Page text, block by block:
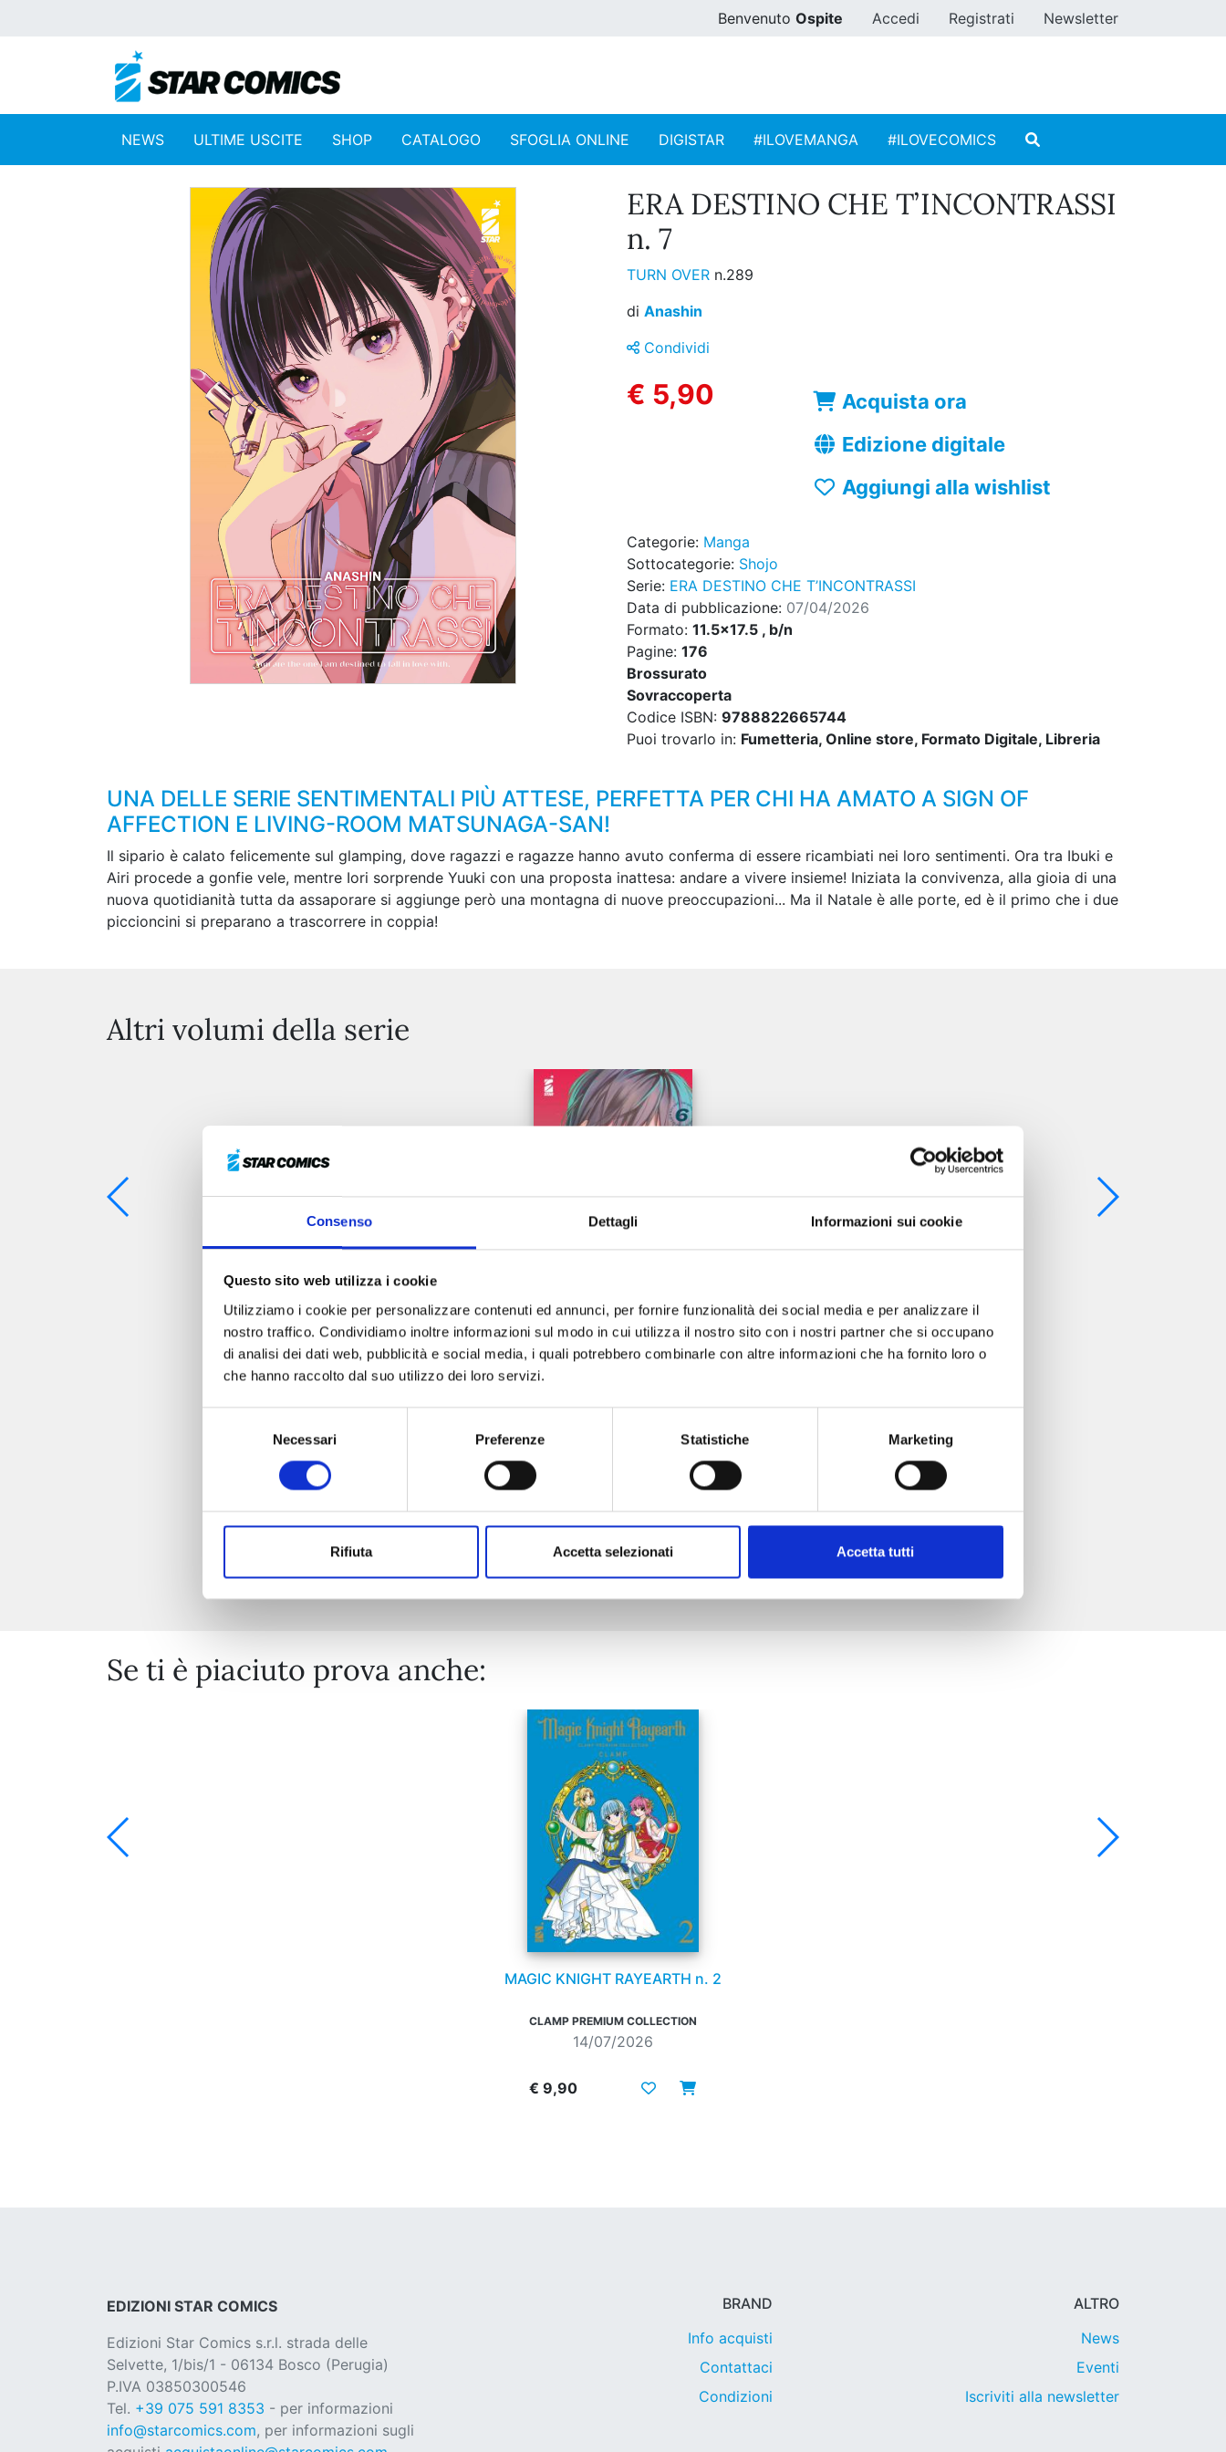
Consenso Dettagli Informazioni sui cookie
Questo sito web utilizza i cookie
Utilizziamo i cookie per personalizzare contenuti ed annunci, per fornire funzionalità dei social media e per analizzare il
nostro traffico. Condividiamo inoltre informazioni sul modo in cui utilizza il nostro sito con i nostri partner che si occupano
di analisi dei dati web, pubblicità e social media, i quali potrebbero combinarle con altre informazioni che ha fornito loro o
che hanno raccolto dal suo utilizzo dei loro servizi.
Necessari Preferenze Statistiche Marketing
Rifiuta Accetta selezionati Accetta tutti
Benvenuto Ospite Accedi Registrati Newsletter
NEWS ULTIME USCITE SHOP CATALOGO SFOGLIA ONLINE DIGISTAR #ILOVEMANGA #ILOVECOMICS
ERA DESTINO CHE T’INCONTRASSI
n. 7
TURN OVER n.289
di Anashin
Condividi
€ 5,90
Acquista ora
Edizione digitale
Aggiungi alla wishlist
Categorie: Manga
Sottocategorie: Shojo
Serie: ERA DESTINO CHE T’INCONTRASSI
Data di pubblicazione: 07/04/2026
Formato: 11.5x17.5 , b/n
Pagine: 176
Brossurato
Sovraccoperta
Codice ISBN: 9788822665744
Puoi trovarlo in: Fumetteria, Online store, Formato Digitale, Libreria
UNA DELLE SERIE SENTIMENTALI PIÙ ATTESE, PERFETTA PER CHI HA AMATO A SIGN OF
AFFECTION E LIVING-ROOM MATSUNAGA-SAN!
Il sipario è calato felicemente sul glamping, dove ragazzi e ragazze hanno avuto conferma di essere ricambiati nei loro sentimenti. Ora tra Ibuki e
Airi procede a gonfie vele, mentre Iori sorprende Yuuki con una proposta inattesa: andare a vivere insieme! Iniziata la convivenza, alla gioia di una
nuova quotidianità tutta da assaporare si aggiunge però una montagna di nuove preoccupazioni... Ma il Natale è alle porte, ed è il primo che i due
piccioncini si preparano a trascorrere in coppia!
Altri volumi della serie
ERA DESTINO CHE T’INCONTRASSI n. 6
€ 5,90
Mostra tutto
Se ti è piaciuto prova anche:
MAGIC KNIGHT RAYEARTH n. 2
CLAMP PREMIUM COLLECTION
14/07/2026
€ 9,90
EDIZIONI STAR COMICS
Edizioni Star Comics s.r.l. strada delle
Selvette, 1/bis/1 - 06134 Bosco (Perugia)
P.IVA 03850300546
Tel. +39 075 591 8353 - per informazioni
info@starcomics.com, per informazioni sugli
BRAND
Info acquisti
Contattaci
Condizioni
ALTRO
News
Eventi
Iscriviti alla newsletter